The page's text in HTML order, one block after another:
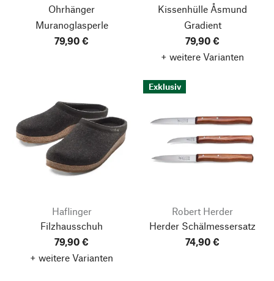
Ohrhänger
Muranoglasperle
79,90 €
Kissenhülle Åsmund
Gradient
79,90 €
+ weitere Varianten
Haflinger
Filzhausschuh
79,90 €
+ weitere Varianten
Exklusiv
Robert Herder
Herder Schälmessersatz
74,90 €